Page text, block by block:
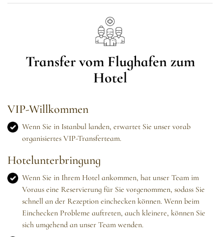
Transfer vom Flughafen zum
Hotel
VIP-Willkommen
Wenn Sie in Istanbul landen, erwartet Sie unser vorab
organisiertes VIP-Transferteam.
Hotelunterbringung
Wenn Sie in Ihrem Hotel ankommen, hat unser Team im
Voraus eine Reservierung für Sie vorgenommen, sodass Sie
schnell an der Rezeption einchecken können. Wenn beim
Einchecken Probleme auftreten, auch kleinere, können Sie
sich umgehend an unser Team wenden.